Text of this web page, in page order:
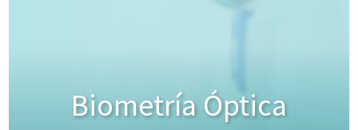
Biometría Óptica